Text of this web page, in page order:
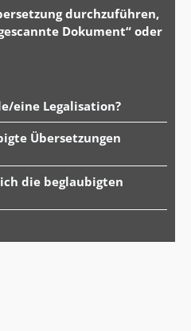
durchzuführen,
Dokument“ oder
eine Legalisation?
Übersetzungen
die beglaubigten